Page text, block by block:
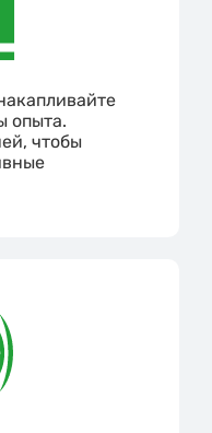
опыта.
чтобы